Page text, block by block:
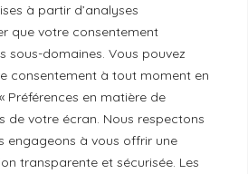
à partir d’analyses
que votre consentement
sous-domaines. Vous pouvez
consentement à tout moment en
Préférences en matière de
de votre écran. Nous respectons
engageons à vous offrir une
transparente et sécurisée. Les